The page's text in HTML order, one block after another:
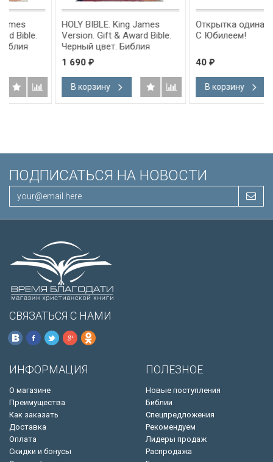
HOLY BIBLE. King James
Version. Gift & Award Bible.
Черный цвет. Библия
Короля Иакова на
английском языке.
Словарь, карты, закладка,
подарочная вкладка, слова
Иисуса выделены красным
В корзину
Открытка одинарная
С Юбилеем!
В корзину
ПОДПИСАТЬСЯ НА НОВОСТИ
СВЯЗАТЬСЯ С НАМИ
ИНФОРМАЦИЯ
О магазине
Преимущества
Как заказать
Доставка
Оплата
Скидки и бонусы
ПОЛЕЗНОЕ
Новые поступления
Библии
Спецпредложения
Рекомендуем
Лидеры продаж
Распродажа